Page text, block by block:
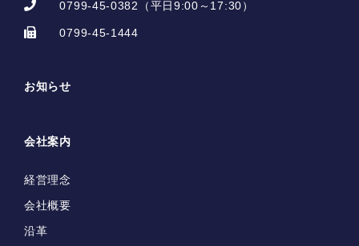
0799-45-0382 （平日9:00～17:30）
0799-45-1444
お知らせ
会社案内
経営理念
会社概要
沿革